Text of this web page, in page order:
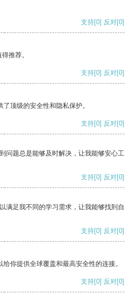
支持[0] 反对[0]
推荐。
支持[0] 反对[0]
顶级的安全性和隐私保护。
支持[0] 反对[0]
问题总是能够及时解决，让我能够安心工
支持[0] 反对[0]
满足我不同的学习需求，让我能够找到自
支持[0] 反对[0]
你提供全球覆盖和最高安全性的连接。
支持[0] 反对[0]